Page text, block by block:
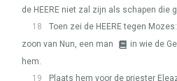
de HEERE niet zal zijn als schapen die
18
Toen zei de HEEREtegen Mozes:
zoon van Nun, een man
in wie de
hem.
19
Plaats hem voor de priester